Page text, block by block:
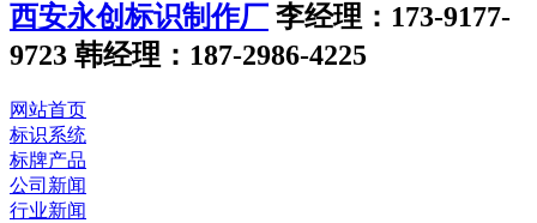
西安永创标识制作厂 李经理：173-9177-
9723 韩经理：187-2986-4225
网站首页
标识系统
标牌产品
公司新闻
行业新闻